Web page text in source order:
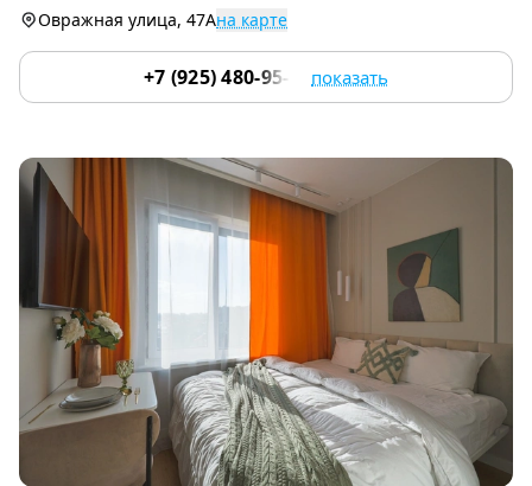
Овражная улица, 47Ана карте
+7 (925) 480-95-17 показать